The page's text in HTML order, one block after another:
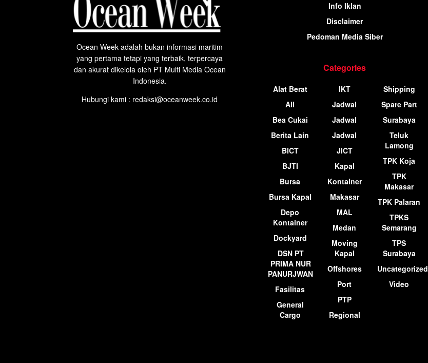
Ocean Week adalah bukan informasi maritim
yang pertama tetapi yang terbaik, terpercaya
dan akurat dikelola oleh PT Multi Media Ocean
Indonesia.
Hubungi kami : redaksi@oceanweek.co.id
Info Iklan
Disclaimer
Pedoman Media Siber
Categories
Alat Berat
All
Bea Cukai
Berita Lain
BICT
BJTI
Bursa
Bursa Kapal
Depo
Kontainer
Dockyard
DSN PT
PRIMA NUR
PANURJWAN
Fasilitas
General
Cargo
IKT
Jadwal
Jadwal
Jadwal
JICT
Kapal
Kontainer
Makasar
MAL
Medan
Moving
Kapal
Offshores
Port
PTP
Regional
Shipping
Spare Part
Surabaya
Teluk
Lamong
TPK Koja
TPK
Makasar
TPK Palaran
TPKS
Semarang
TPS
Surabaya
Uncategorized
Video